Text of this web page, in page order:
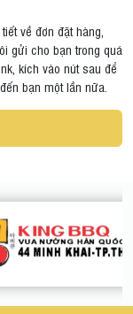
về đơn đặt hàng,
gửi cho bạn trong quá
kích vào nút sau để
bạn một lần nữa.